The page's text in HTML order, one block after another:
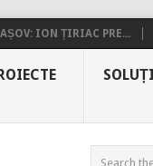
ION ȚIRIAC PRE...